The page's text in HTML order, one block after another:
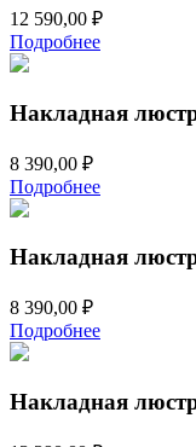
12 590,00 ₽
Подробнее
Накладная
8 390,00 ₽
Подробнее
Накладная
8 390,00 ₽
Подробнее
Накладная